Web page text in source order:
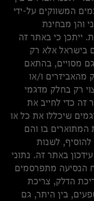
המשווקים על-ידי
והן מבחינת
ייתכן כי באתר זה
בישראל אלא רק
מסויים, בהתאם
מהאביזרים ו/או
רק בחלק מדגמי
זה כדי לחייב את
שיכללו את כל או
המתוארים בו והם
לשנות
באתר זה. נתוני
הנסיעה מתפרסמים
הדלק, צריכת
בין היתר, גם